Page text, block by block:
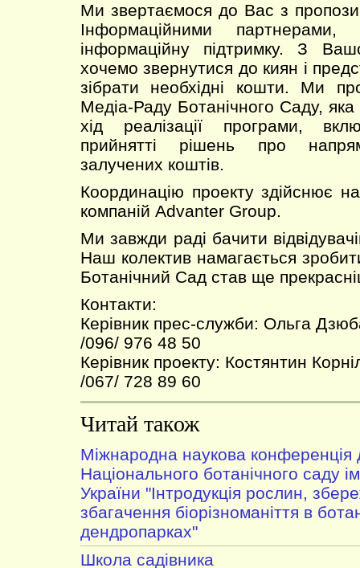
Ми звертаємося до Вас з
Інформаційними партнерами,
інформаційну підтримку. З
хочемо звернутися до киян і
зібрати необхідні кошти. Ми
Медіа-Раду Ботанічного Саду,
хід реалізації програми,
прийнятті рішень про
залучених коштів.
Координацію проекту здійснює
компаній Advanter Group.
Ми завжди раді бачити
Наш колектив намагається
Ботанічний Сад став ще
Контакти:
Керівник прес-служби: Ольга
/096/ 976 48 50
Керівник проекту: Костянтин
/067/ 728 89 60
Читай також
Міжнародна наукова конференція
Національного ботанічного
України "Інтродукція рослин,
збагачення біорізноманіття в
дендропарках"
Школа садівника